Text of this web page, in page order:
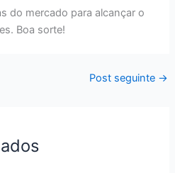
do mercado para alcançar o
Boa sorte!
Post seguinte →